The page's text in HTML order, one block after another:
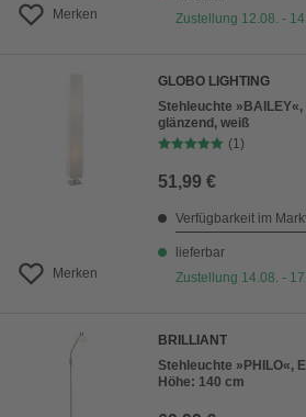
Merken
Zustellung 12.08. -
Merken
GLOBO LIGHTING
Stehleuchte »BAILEY«,
glänzend, weiß
(1)
51,99 €
Verfügbarkeit im
lieferbar
Zustellung 14.08. -
BRILLIANT
Stehleuchte »PHILO«,
Höhe: 140 cm